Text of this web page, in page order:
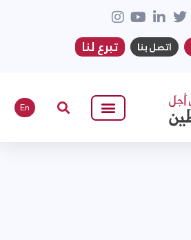
اتصل بنا تبرع لنا
En